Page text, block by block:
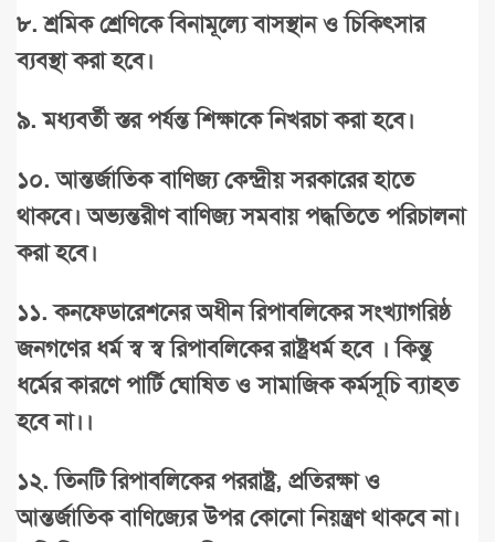
৮.শ্রমিক শ্রেণিকে বিনামূল্যে বাসস্থান ও চিকিৎসার
ব্যবস্থা করা হবে।
৯.মধ্যবর্তী স্তর পর্যন্ত শিক্ষাকে নিখরচা করা হবে।
১০.আন্তর্জাতিক বাণিজ্য কেন্দ্রীয় সরকারের হাতে
থাকবে। অভ্যন্তরীণ বাণিজ্য সমবায় পদ্ধতিতে পরিচালনা
করা হবে।
১১.কনফেডারেশনের অধীন রিপাবলিকের সংখ্যাগরিষ্ঠ
জনগণের ধর্ম স্ব স্ব রিপাবলিকের রাষ্ট্রধর্ম হবে । কিন্তু
ধর্মের কারণে পার্টি ঘোষিত ও সামাজিক কর্মসূচি ব্যাহত
হবে না।।
১২.তিনটি রিপাবলিকের পররাষ্ট্র, প্রতিরক্ষা ও
আন্তর্জাতিক বাণিজ্যের উপর কোনো নিয়ন্ত্রণ থাকবে না।